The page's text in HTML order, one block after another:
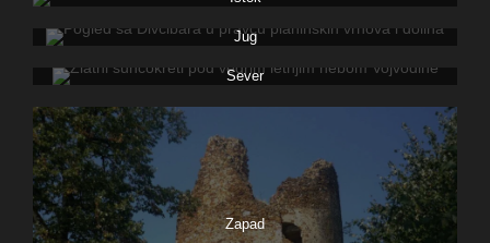
Jug
Sever
Zapad